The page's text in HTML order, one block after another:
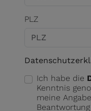
PLZ
Ich habe die
Kenntnis
meine